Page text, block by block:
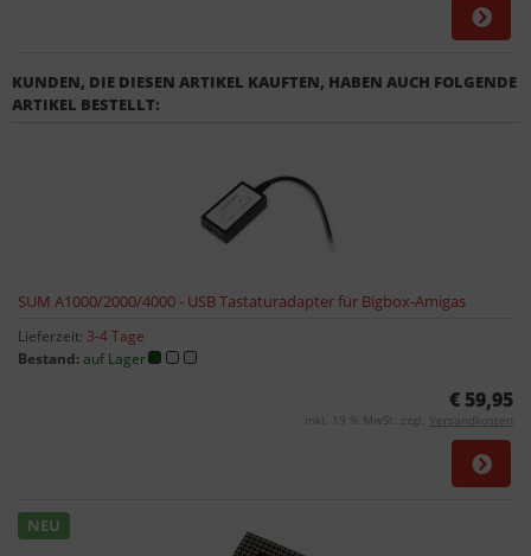
KUNDEN, DIE DIESEN ARTIKEL KAUFTEN, HABEN AUCH FOLGENDE
ARTIKEL BESTELLT:
SUM A1000/2000/4000 - USB Tastaturadapter für Bigbox-Amigas
Lieferzeit: 3-4 Tage
Bestand:auf Lager
€ 59,95
inkl. 19 % MwSt. zzgl. Versandkosten
NEU